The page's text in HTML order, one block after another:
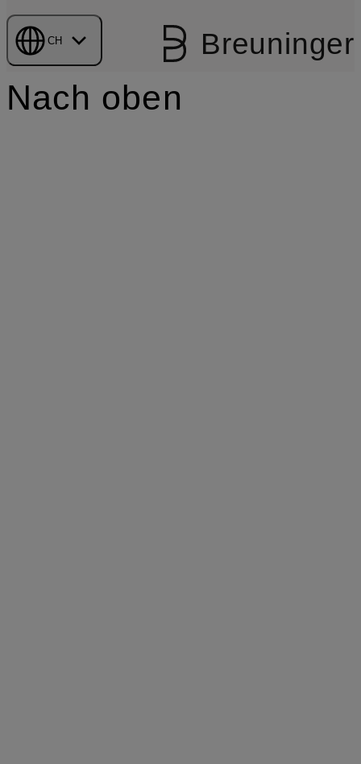
CH Breuninger
Nach oben